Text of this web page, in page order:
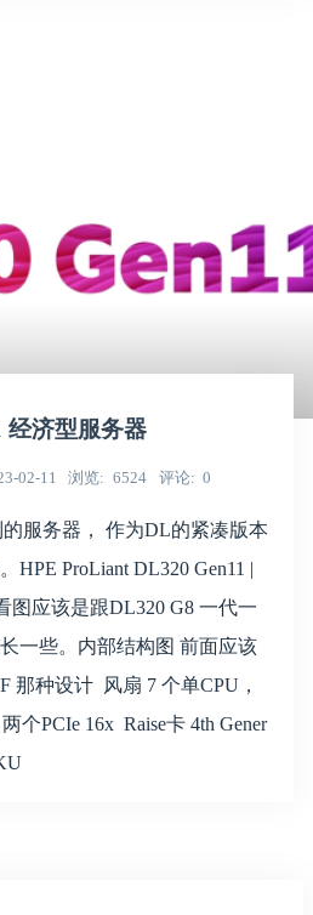
经济型服务器
02-11 浏览 6524 评论 0
的服务器， 作为DL的紧凑版本
HPE ProLiant DL320 Gen11 |
图应该是跟DL320 G8 一代一
一些。内部结构图 前面应该
那种设计 风扇 7 个单CPU，
个PCIe 16x Raise卡 4th Gener